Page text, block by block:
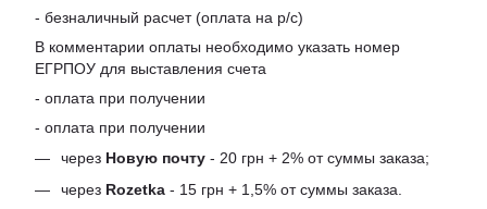
- безналичный расчет (оплата на р/с)
В комментарии оплаты необходимо указать номер
ЕГРПОУ для выставления счета
- оплата при получении
- оплата при получении
через Новую почту - 20 грн + 2% от суммы заказа;
через Rozetka - 15 грн + 1,5% от суммы заказа.